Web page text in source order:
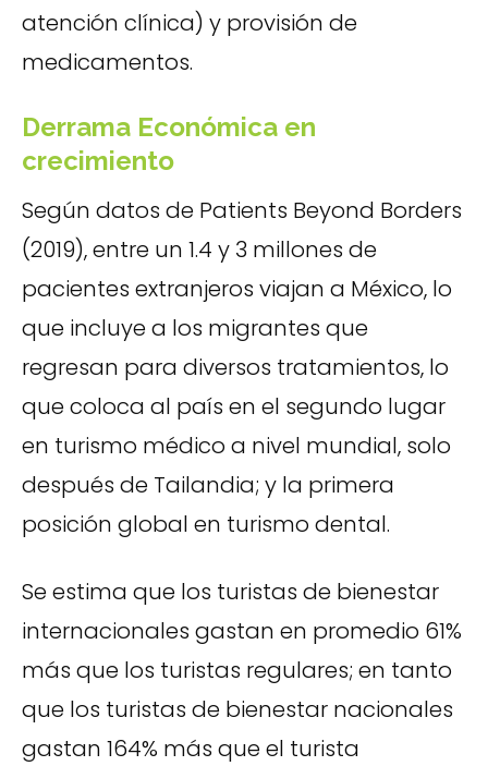
atención clínica) y provisión de
medicamentos.
Derrama Económica en
crecimiento
Según datos de Patients Beyond Borders
(2019), entre un 1.4 y 3 millones de
pacientes extranjeros viajan a México, lo
que incluye a los migrantes que
regresan para diversos tratamientos, lo
que coloca al país en el segundo lugar
en turismo médico a nivel mundial, solo
después de Tailandia; y la primera
posición global en turismo dental.
Se estima que los turistas de bienestar
internacionales gastan en promedio 61%
más que los turistas regulares; en tanto
que los turistas de bienestar nacionales
gastan 164% más que el turista